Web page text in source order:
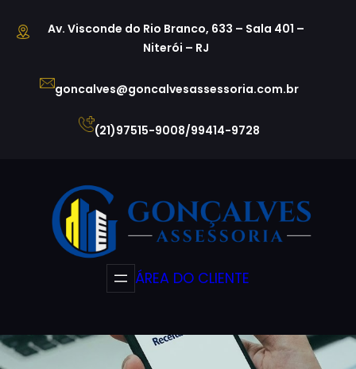
para
conteúdo
Av. Visconde do Rio Branco, 633 – Sala 401 –
Niterói – RJ
goncalves@goncalvesassessoria.com.br
(21)97515-9008/99414-9728
ÁREA DO CLIENTE